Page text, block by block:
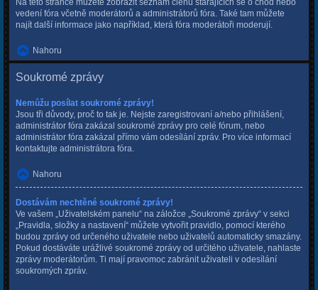
vedení fóra včetně moderátorů a administrátorů fóra. Také tam můžete
najít další informace jako například, která fóra moderátoři moderují.
Nahoru
Soukromé zprávy
Nemůžu posílat soukromé zprávy!
Jsou tři důvody, proč to tak je. Nejste zaregistrovaní a/nebo přihlášení,
administrátor fóra zakázal soukromé zprávy pro celé fórum, nebo
administrátor fóra zakázal přímo vám odesílání zpráv. Pro více informací
kontaktujte administrátora fóra.
Nahoru
Dostávám nechtěné soukromé zprávy!
Ve vašem „Uživatelském panelu“ na záložce „Soukromé zprávy“ v sekci
„Pravidla, složky a nastavení“ můžete vytvořit pravidlo, pomocí kterého
budou zprávy od určeného uživatele nebo uživatelů automaticky smazány.
Pokud dostáváte urážlivé soukromé zprávy od určitého uživatele, nahlaste
zprávy moderátorům. Ti mají pravomoc zabránit uživateli v odesílání
soukromých zpráv.